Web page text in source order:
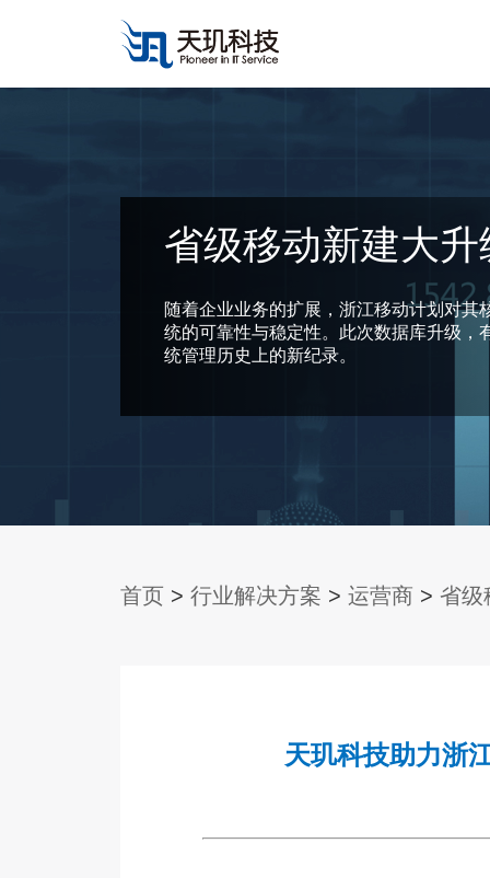
省级移动新建大升
随着企业业务的扩展，浙江移动计划对
统的可靠性与稳定性。此次数据库升级，
统管理历史上的新纪录。
首页 > 行业解决方案 > 运营商 > 省级
天玑科技助力浙